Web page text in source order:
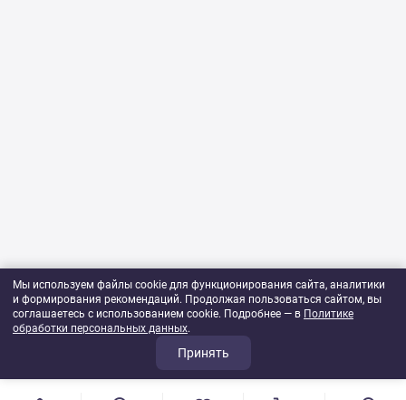
Мы используем файлы cookie для функционирования сайта, аналитики
и формирования рекомендаций. Продолжая пользоваться сайтом, вы
соглашаетесь с использованием cookie. Подробнее — в Политике
обработки персональных данных.
Принять